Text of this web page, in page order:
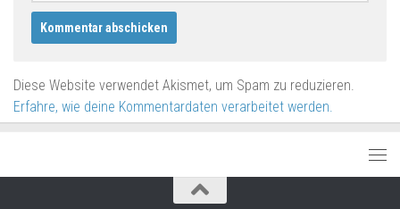
Diese Website verwendet Akismet, um Spam zu reduzieren.
Erfahre, wie deine Kommentardaten verarbeitet werden.